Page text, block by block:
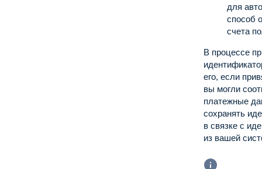
для
способ
счета
В процессе
его, если
вы могли
платежные
сохранять
в связке с
из вашей